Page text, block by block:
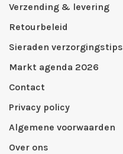
Verzending & levering
Retourbeleid
Sieraden verzorgingstips
Markt agenda 2026
Contact
Privacy policy
Algemene voorwaarden
Over ons